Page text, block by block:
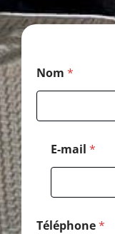
Nom *
E-mail *
Téléphone*